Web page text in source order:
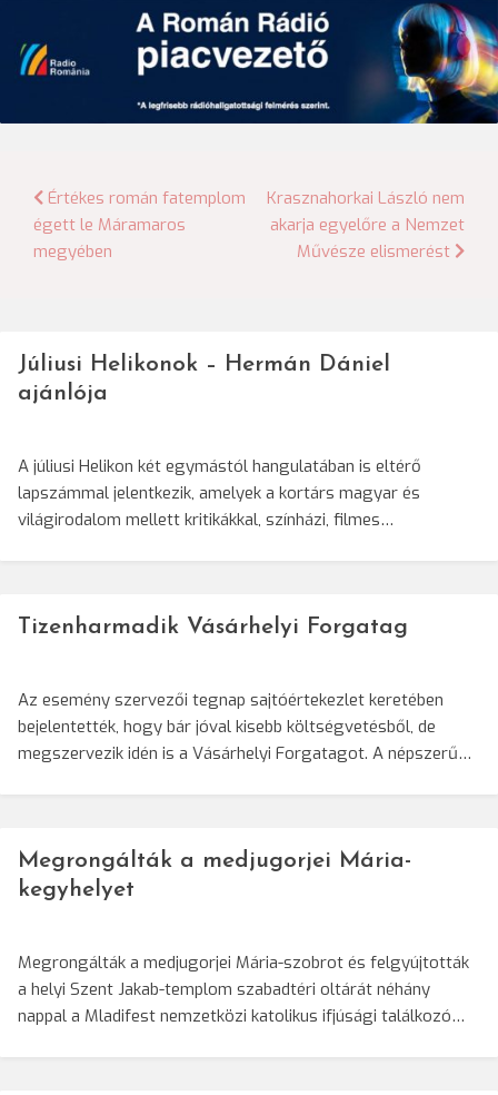
Bejegyzés
navigáció
Értékes román fatemplom
égett le Máramaros
megyében
Krasznahorkai László nem
akarja egyelőre a Nemzet
Művésze elismerést
Júliusi Helikonok – Hermán Dániel
ajánlója
A júliusi Helikon két egymástól hangulatában is eltérő
lapszámmal jelentkezik, amelyek a kortárs magyar és
világirodalom mellett kritikákkal, színházi, filmes…
Tizenharmadik Vásárhelyi Forgatag
Az esemény szervezői tegnap sajtóértekezlet keretében
bejelentették, hogy bár jóval kisebb költségvetésből, de
megszervezik idén is a Vásárhelyi Forgatagot. A népszerű…
Megrongálták a medjugorjei Mária-
kegyhelyet
Megrongálták a medjugorjei Mária-szobrot és felgyújtották
a helyi Szent Jakab-templom szabadtéri oltárát néhány
nappal a Mladifest nemzetközi katolikus ifjúsági találkozó…